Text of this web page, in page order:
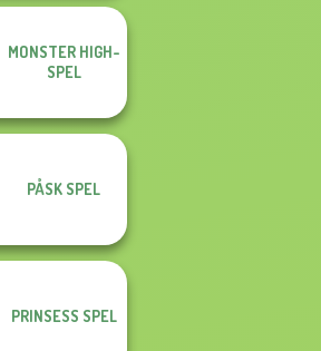
MONSTER HIGH-
SPEL
PÅSK SPEL
PRINSESS SPEL